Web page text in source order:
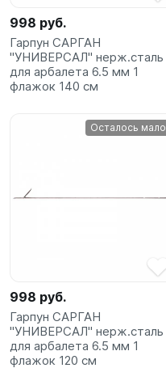
998 руб.
Гарпун САРГАН
"УНИВЕРСАЛ" нерж.сталь
для арбалета 6.5 мм 1
флажок 140 см
Осталось мало
998 руб.
Гарпун САРГАН
"УНИВЕРСАЛ" нерж.сталь
для арбалета 6.5 мм 1
флажок 120 см